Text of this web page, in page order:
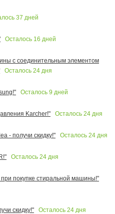
37 дней
Осталось 16 дней
с соединительным элементом
Осталось 24 дня
Осталось 9 дней
Karcher!"
Осталось 24 дня
- получи скидку!"
Осталось 24 дня
Осталось 24 дня
покупке стиральной машины!"
скидку!"
Осталось 24 дня